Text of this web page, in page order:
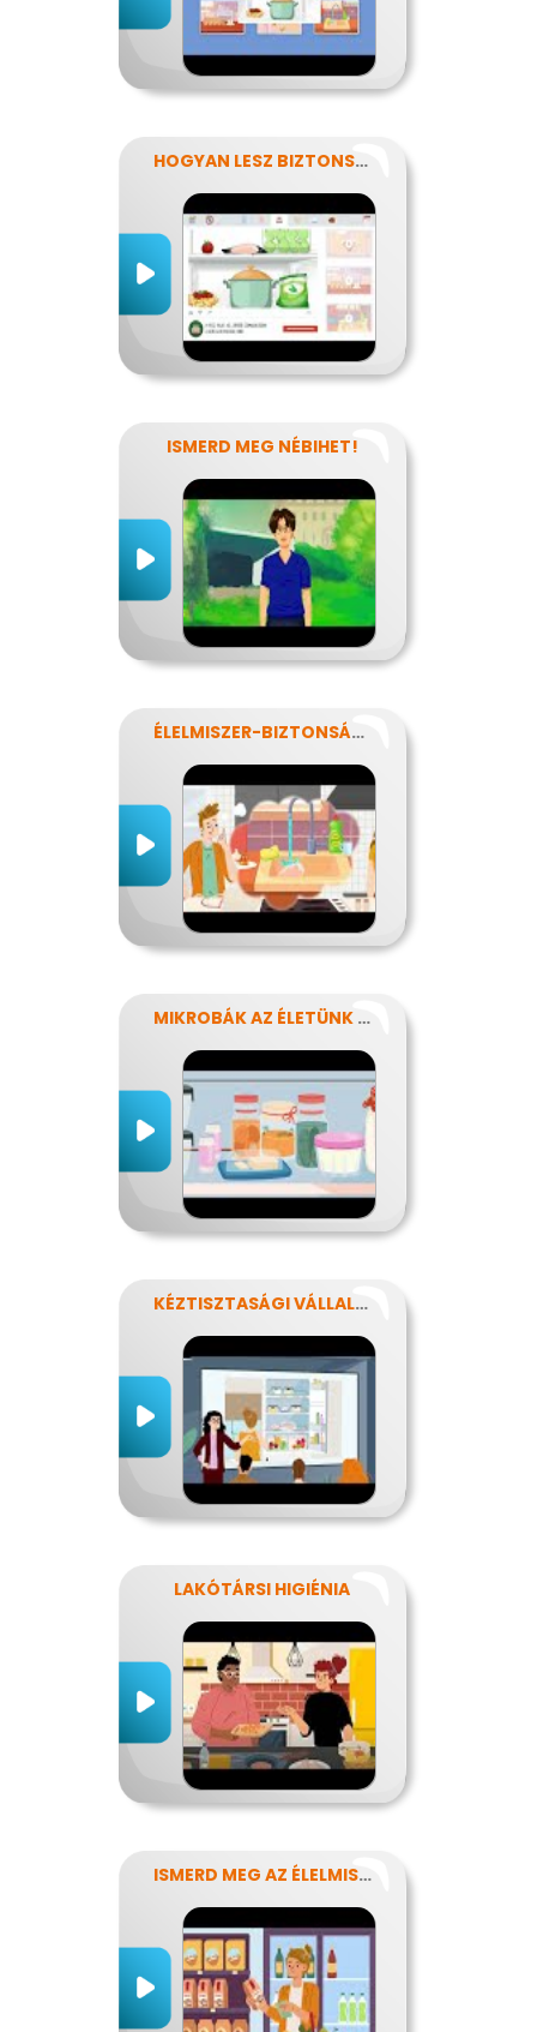
HOGYAN LESZ BIZTONSÁGOS, AMIT MEGESZEL?
ISMERD MEG NÉBIHET!
ÉLELMISZER-BIZTONSÁG, NÉBIH, EFSA
MIKROBÁK AZ ÉLETÜNK SZÁMOS TERÜLETÉN
KÉZTISZTASÁGI VÁLLALAT
LAKÓTÁRSI HIGIÉNIA
ISMERD MEG AZ ÉLELMISZEREK TITKAIT!